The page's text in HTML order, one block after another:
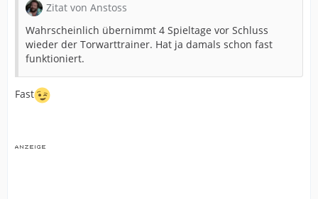
Zitat von Anstoss
Wahrscheinlich übernimmt 4 Spieltage vor Schluss
wieder der Torwarttrainer. Hat ja damals schon fast
funktioniert.
Fast